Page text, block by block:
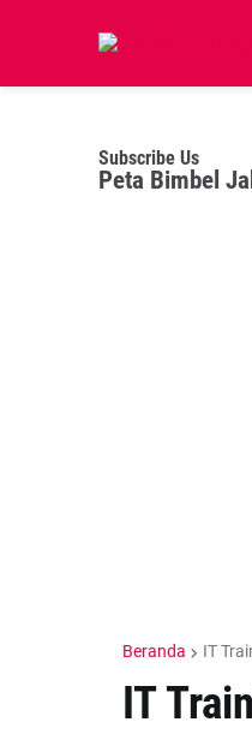
Subscribe Us
Peta Bimbel
Beranda IT
IT